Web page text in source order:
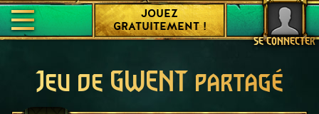
SE CONNECTER
JOUEZ
GRATUITEMENT !
Jeu de GWENT partagé